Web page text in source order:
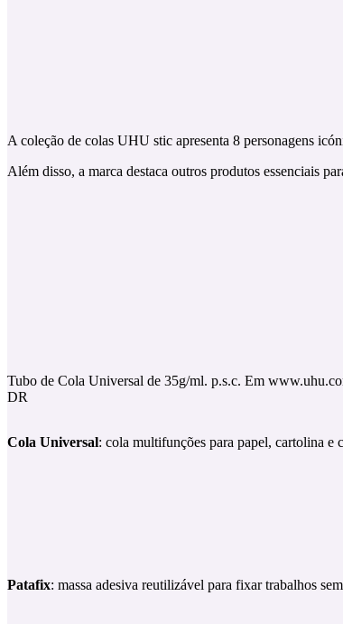
A coleção de colas UHU stic apresenta 8 personagens
Além disso, a marca destaca outros produtos essenciais
Tubo de Cola Universal de 35g/ml. p.s.c. Em
DR
Cola Universal: cola multifunções para papel, cartolina e
Patafix: massa adesiva reutilizável para fixar trabalhos